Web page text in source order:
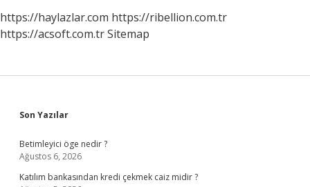
Çıkar
https://haylazlar.com https://ribellion.com.tr
https://acsoft.com.trSitemap
Sidebar
Son Yazılar
Betimleyici öge nedir ?
Ağustos 6, 2026
Katılım bankasından kredi çekmek caiz midir ?